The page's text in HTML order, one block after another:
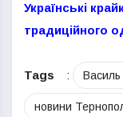
Українські
традиційного
Tags : Василь
новини